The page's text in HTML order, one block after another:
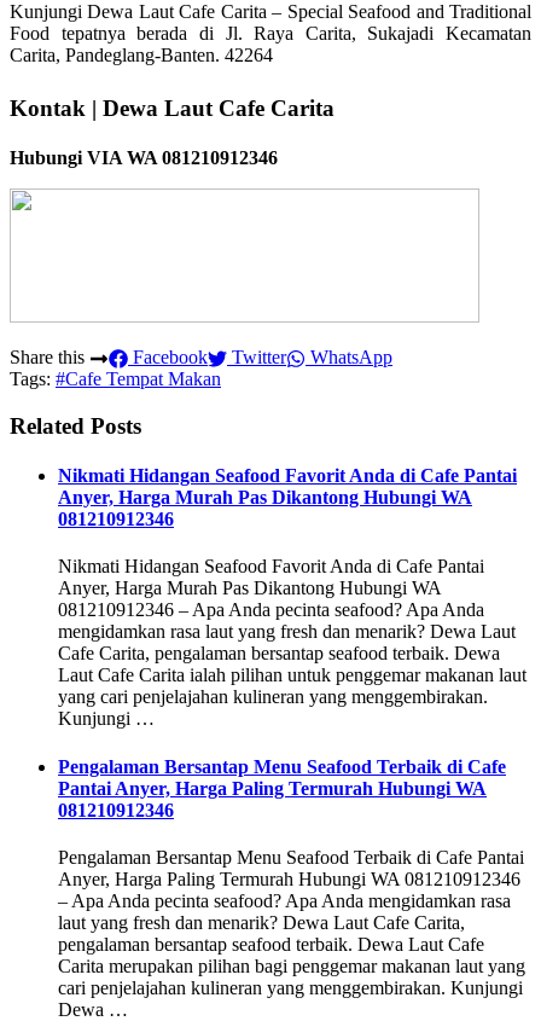
Kunjungi Dewa Laut Cafe Carita – Special Seafood and Traditional
Food tepatnya berada di Jl. Raya Carita, Sukajadi Kecamatan
Carita, Pandeglang-Banten. 42264
Kontak | Dewa Laut Cafe Carita
Hubungi VIA WA 081210912346
Share this Facebook Twitter
WhatsApp
Tags: #Cafe Tempat Makan
Related Posts
Nikmati Hidangan Seafood Favorit Anda di Cafe Pantai
Anyer, Harga Murah Pas Dikantong Hubungi WA
081210912346
Nikmati Hidangan Seafood Favorit Anda di Cafe Pantai
Anyer, Harga Murah Pas Dikantong Hubungi WA
081210912346 – Apa Anda pecinta seafood? Apa Anda
mengidamkan rasa laut yang fresh dan menarik? Dewa Laut
Cafe Carita, pengalaman bersantap seafood terbaik. Dewa
Laut Cafe Carita ialah pilihan untuk penggemar makanan laut
yang cari penjelajahan kulineran yang menggembirakan.
Kunjungi …
Pengalaman Bersantap Menu Seafood Terbaik di Cafe
Pantai Anyer, Harga Paling Termurah Hubungi WA
081210912346
Pengalaman Bersantap Menu Seafood Terbaik di Cafe Pantai
Anyer, Harga Paling Termurah Hubungi WA 081210912346
– Apa Anda pecinta seafood? Apa Anda mengidamkan rasa
laut yang fresh dan menarik? Dewa Laut Cafe Carita,
pengalaman bersantap seafood terbaik. Dewa Laut Cafe
Carita merupakan pilihan bagi penggemar makanan laut yang
cari penjelajahan kulineran yang menggembirakan. Kunjungi
Dewa …